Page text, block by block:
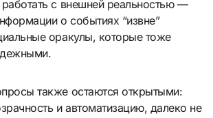
с внешней реальностью —
о событиях “извне”
оракулы, которые тоже
также остаются открытыми:
и автоматизацию, далеко не